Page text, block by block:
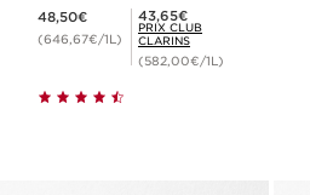
48,50€
(646,67€/1L)
Prix Club Clarins 43,65€
43,65€
PRIX CLUB
CLARINS
(582,00€/1L)